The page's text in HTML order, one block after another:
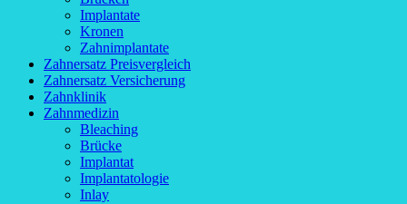
Implantate
Kronen
Zahnimplantate
Zahnersatz Preisvergleich
Zahnersatz Versicherung
Zahnklinik
Zahnmedizin
Bleaching
Brücke
Implantat
Implantatologie
Inlay